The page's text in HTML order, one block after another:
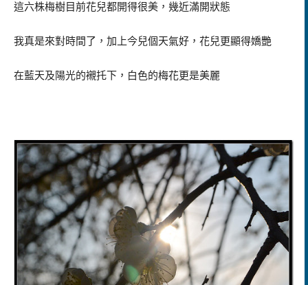
這六株梅樹目前花兒都開得很美，幾近滿開狀態
我真是來對時間了，加上今兒個天氣好，花兒更顯得嬌艷
在藍天及陽光的襯托下，白色的梅花更是美麗